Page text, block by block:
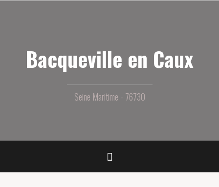
Bacqueville en Caux
Seine Maritime - 76730